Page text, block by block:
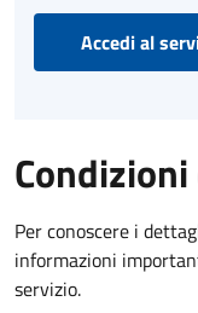
Accedi al
Per conoscere i
informazioni
servizio.